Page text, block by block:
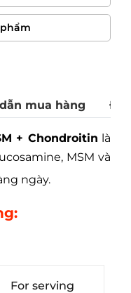
mua hàng
+ Chondroitin là
MSM và
ngày.
For serving